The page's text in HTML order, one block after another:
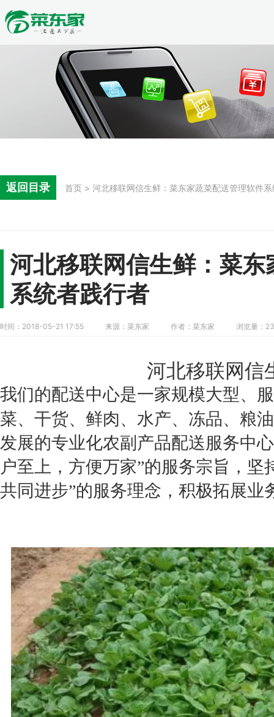
返回目录 首页 > 河北移联网信生鲜：菜东家蔬菜配送管理软件
河北移联网信生鲜：菜
系统者践行者
时间：2018-05-21 17:55 来源：菜东家 作者：菜东家 浏览量：
河北移联网信
我们的配送中心是一家规模大型、
菜、干货、鲜肉、水产、冻品、粮
发展的专业化农副产品配送服务中
户至上，方便万家”的服务宗旨，坚
共同进步”的服务理念，积极拓展业